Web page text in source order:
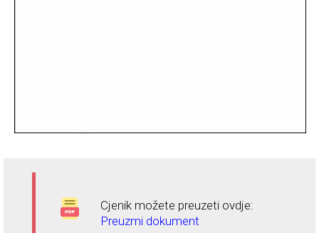
Cjenik možete preuzeti ovdje:
Preuzmi dokument